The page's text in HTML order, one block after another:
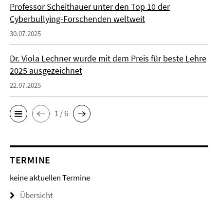
Professor Scheithauer unter den Top 10 der
Cyberbullying-Forschenden weltweit
30.07.2025
Dr. Viola Lechner wurde mit dem Preis für beste Lehre
2025 ausgezeichnet
22.07.2025
1 / 6
TERMINE
keine aktuellen Termine
Übersicht